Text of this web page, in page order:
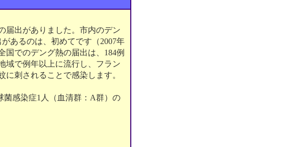
届出がありました。市内のデン
あるのは、初めてです（2007年
国でのデング熱の届出は、184例
域で例年以上に流行し、フラン
刺されることで感染します。
菌感染症1人（血清群：A群）の